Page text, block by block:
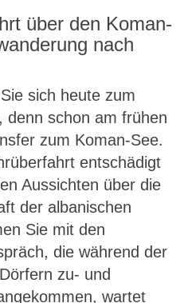
über den Koman-
nach
sich heute zum
denn schon am frühen
zum Koman-See.
entschädigt
Aussichten über die
der albanischen
Sie mit den
die während der
zu- und
wartet